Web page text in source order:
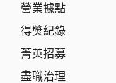
營業據點
得獎紀錄
菁英招募
盡職治理